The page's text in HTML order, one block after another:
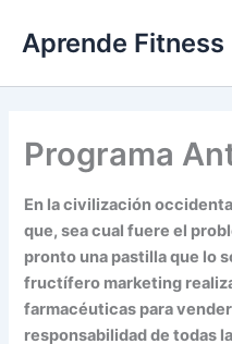
contenido
Aprende Fitness
Programa
En la civilización
que, sea cual fuere el
pronto una pastilla que lo
fructífero marketing
farmacéuticas para
responsabilidad de todas